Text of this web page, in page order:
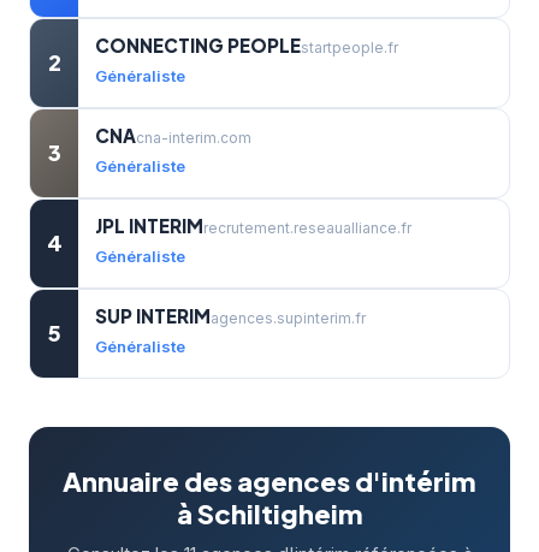
2
CONNECTING PEOPLEstartpeople.fr
Généraliste
3
CNAcna-interim.com
Généraliste
4
JPL INTERIMrecrutement.reseaualliance.fr
Généraliste
5
SUP INTERIMagences.supinterim.fr
Généraliste
Annuaire des agences d'intérim
à Schiltigheim